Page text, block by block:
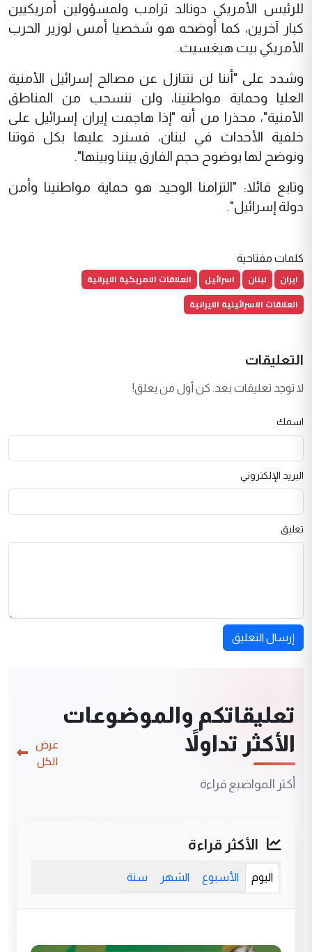
للرئيس الأمريكي دونالد ترامب ولمسؤولين أمريكيين
كبار آخرين، كما أوضحه هو شخصيا أمس لوزير الحرب
الأمريكي بيت هيغسيث.
وشدد على "أننا لن نتنازل عن مصالح إسرائيل الأمنية
العليا وحماية مواطنينا، ولن ننسحب من المناطق
الأمنية"، محذرا من أنه "إذا هاجمت إيران إسرائيل على
خلفية الأحداث في لبنان، فسنرد عليها بكل قوتنا
ونوضح لها بوضوح حجم الفارق بيننا وبينها".
وتابع قائلا: "التزامنا الوحيد هو حماية مواطنينا وأمن
دولة إسرائيل".
كلمات مفتاحية
ايران لبنان اسرائيل
العلاقات الامريكية الايرانية
العلاقات الاسرائيلية الايرانية
التعليقات
لا توجد تعليقات بعد. كن أول من يعلق!
اسمك
البريد الإلكتروني
تعليق
إرسال التعليق
تعليقاتكم والموضوعات
الأكثر تداولاً
أكثر المواضيع قراءة
عرض
الكل
الأكثر قراءة
اليوم الأسبوع الشهر سنة